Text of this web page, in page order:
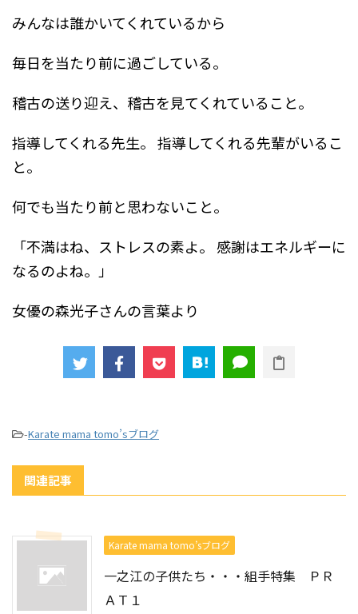
みんなは誰かいてくれているから
毎日を当たり前に過ごしている。
稽古の送り迎え、稽古を見てくれていること。
指導してくれる先生。 指導してくれる先輩がいるこ
と。
何でも当たり前と思わないこと。
「不満はね、ストレスの素よ。 感謝はエネルギーに
なるのよね。」
女優の森光子さんの言葉より
-Karate mama tomo’sブログ
関連記事
Karate mama tomo’sブログ
一之江の子供たち・・・組手特集 ＰＲ
ＡＴ１